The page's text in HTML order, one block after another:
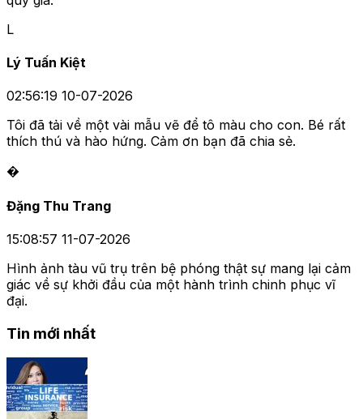
L
Lý Tuấn Kiệt
02:56:19 10-07-2026
Tôi đã tải về một vài mẫu vẽ để tô màu cho con. Bé rất
thích thú và hào hứng. Cảm ơn bạn đã chia sẻ.
�
Đặng Thu Trang
15:08:57 11-07-2026
Hình ảnh tàu vũ trụ trên bệ phóng thật sự mang lại cảm
giác về sự khởi đầu của một hành trình chinh phục vĩ
đại.
Tin mới nhất